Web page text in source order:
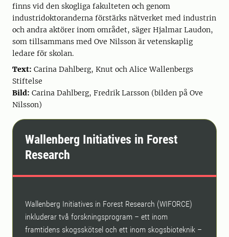
finns vid den skogliga fakulteten och genom
industridoktoranderna förstärks nätverket med industrin
och andra aktörer inom området, säger Hjalmar Laudon,
som tillsammans med Ove Nilsson är vetenskaplig
ledare för skolan.
Text: Carina Dahlberg, Knut och Alice Wallenbergs
Stiftelse
Bild: Carina Dahlberg, Fredrik Larsson (bilden på Ove
Nilsson)
Wallenberg Initiatives in Forest
Research
Wallenberg Initiatives in Forest Research (WIFORCE)
inkluderar två forskningsprogram – ett inom
framtidens skogsskötsel och ett inom skogsbioteknik –